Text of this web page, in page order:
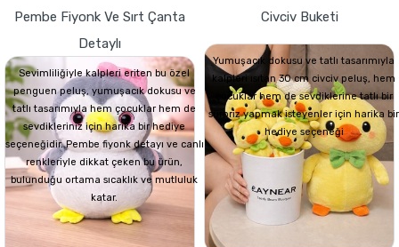
Pembe Fiyonk Ve Sırt Çanta
Detaylı
Sevimliliğiyle kalpleri eriten bu özel
penguen peluş, yumuşacık dokusu ve
tatlı tasarımıyla hem çocuklar hem de
sevdikleriniz için harika bir hediye
seçeneğidir. Pembe fiyonk detayı ve canlı
renkleriyle dikkat çeken bu ürün,
bulunduğu ortama sıcaklık ve mutluluk
katar.
Civciv Buketi
Yumuşacık dokusu ve tatlı tasarımıyla
kalpleri ısıtan 30 cm civciv peluş, hem
çocuklar hem de sevdiklerine tatlı bir
sürpriz yapmak isteyenler için harika bir
hediye seçeneği